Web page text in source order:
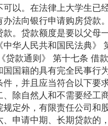
可以。在法律上大学生已
法向银行申请购房贷款
。贷款额度是要以父母
中华人民共和国民法典》
贷款通则》 第十七条 借
国籍的具有完全民事行
，并且应当符合以下要
除自然人和不需要经工
规定外，有限责任公司
申请中期、长期贷款的